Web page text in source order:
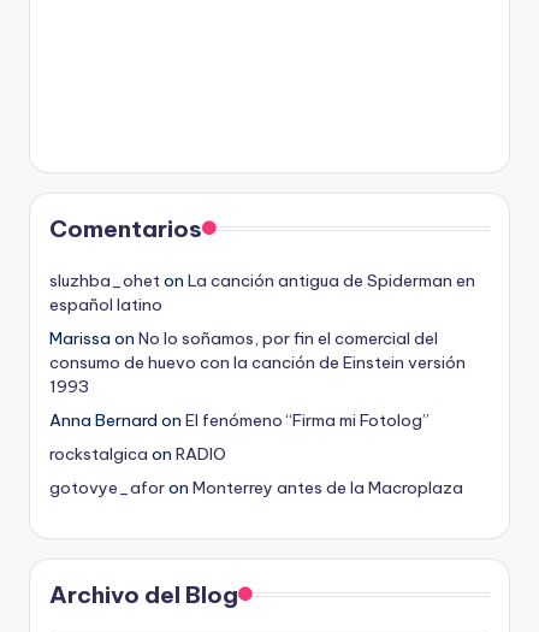
Comentarios
sluzhba_ohet on La canción antigua de Spiderman en
español latino
Marissa on No lo soñamos, por fin el comercial del
consumo de huevo con la canción de Einstein versión
1993
Anna Bernard on El fenómeno “Firma mi Fotolog”
rockstalgica on RADIO
gotovye_aforon Monterrey antes de la Macroplaza
Archivo del Blog